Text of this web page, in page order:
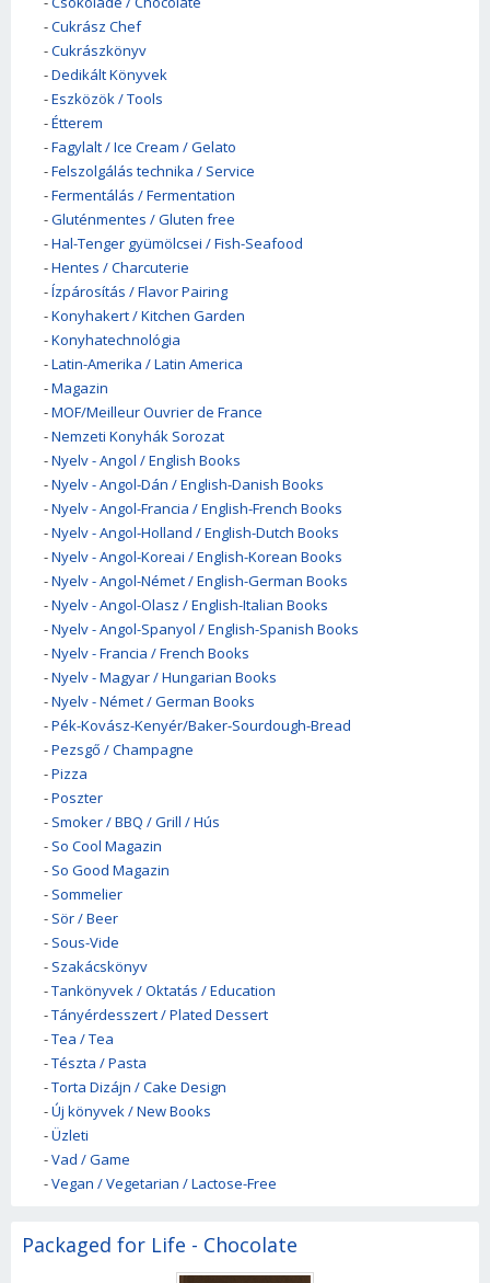
-Cukrász Chef
-Cukrászkönyv
-Dedikált Könyvek
-Eszközök / Tools
-Étterem
-Fagylalt / Ice Cream / Gelato
-Felszolgálás technika / Service
-Fermentálás / Fermentation
-Gluténmentes / Gluten free
-Hal-Tenger gyümölcsei / Fish-Seafood
-Hentes / Charcuterie
-Ízpárosítás / Flavor Pairing
-Konyhakert / Kitchen Garden
-Konyhatechnológia
-Latin-Amerika / Latin America
-Magazin
-MOF/Meilleur Ouvrier de France
-Nemzeti Konyhák Sorozat
-Nyelv - Angol / English Books
-Nyelv - Angol-Dán / English-Danish Books
-Nyelv - Angol-Francia / English-French Books
-Nyelv - Angol-Holland / English-Dutch Books
-Nyelv - Angol-Koreai / English-Korean Books
-Nyelv - Angol-Német / English-German Books
-Nyelv - Angol-Olasz / English-Italian Books
-Nyelv - Angol-Spanyol / English-Spanish Books
-Nyelv - Francia / French Books
-Nyelv - Magyar / Hungarian Books
-Nyelv - Német / German Books
-Pék-Kovász-Kenyér/Baker-Sourdough-Bread
-Pezsgő / Champagne
-Pizza
-Poszter
- Smoker / BBQ / Grill / Hús
- So Cool Magazin
- So Good Magazin
- Sommelier
- Sör / Beer
- Sous-Vide
- Szakácskönyv
-Tankönyvek / Oktatás / Education
-Tányérdesszert / Plated Dessert
-Tea / Tea
-Tészta / Pasta
-Torta Dizájn / Cake Design
-Új könyvek / New Books
-Üzleti
-Vad / Game
-Vegan / Vegetarian / Lactose-Free
Packaged for Life - Chocolate